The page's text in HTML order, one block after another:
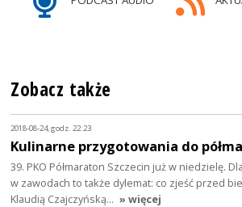
Zobacz także
2018-08-24, godz. 22:23
Kulinarne przygotowania do
39. PKO Półmaraton Szczecin już w niedzielę.
w zawodach to także dylemat: co zjeść przed
Klaudią Czajczyńską… » więcej